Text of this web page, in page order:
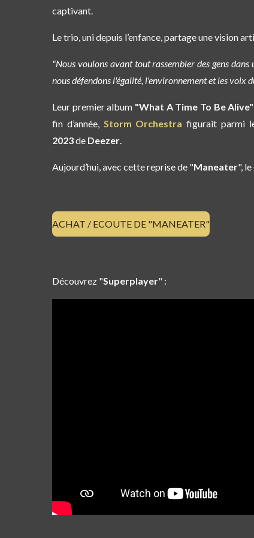
captivant.
Le trio, uni depuis l’enfance, partage une vision
"Nous voulons avant tout rassembler des gens
nous défendons l'égalité, l'environnement et les voix
Leur premier album "What A Time To Be Alive"
fin d’année, Storm Orchestra figurait parmi
2023de Deezer
Aujourd’hui, avec cette reprise de "Maneater",
ACHAT / ECOUTE DE "MANEATER"
Découvrez "Superplayer" :